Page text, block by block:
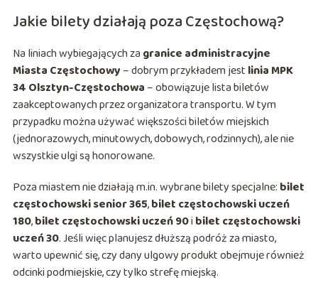
Jakie bilety działają poza Częstochową?
Na liniach wybiegających za granice administracyjne
Miasta Częstochowy – dobrym przykładem jest linia MPK
34 Olsztyn-Częstochowa – obowiązuje lista biletów
zaakceptowanych przez organizatora transportu. W tym
przypadku można używać większości biletów miejskich
(jednorazowych, minutowych, dobowych, rodzinnych), ale nie
wszystkie ulgi są honorowane.
Poza miastem nie działają m.in. wybrane bilety specjalne: bilet
częstochowski senior 365,bilet częstochowski uczeń
180,bilet częstochowski uczeń 90i bilet częstochowski
uczeń 30. Jeśli więc planujesz dłuższą podróż za miasto,
warto upewnić się, czy dany ulgowy produkt obejmuje również
odcinki podmiejskie, czy tylko strefę miejską.